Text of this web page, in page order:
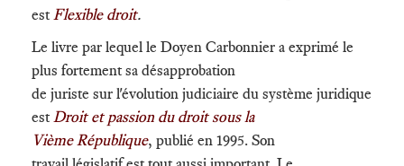
est Flexible droit.
Le livre par lequel le Doyen Carbonnier a exprimé le
plus fortement sa désapprobation
de juriste sur l'évolution judiciaire du système juridique
est Droit et passion du droit sous la
Vième République, publié en 1995. Son